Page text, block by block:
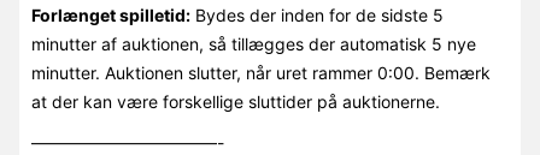
Forlænget spilletid:Bydes der inden for de sidste 5
minutter af auktionen, så tillægges der automatisk 5 nye
minutter. Auktionen slutter, når uret rammer 0:00. Bemærk
at der kan være forskellige sluttider på auktionerne.
———————————-